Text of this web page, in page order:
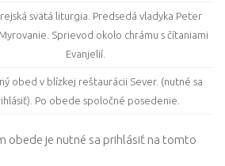
svätá liturgia. Predsedá vladyka Peter
Myrovanie. Sprievod okolo chrámu s čítaniami
Evanjelií.
obed v blízkej reštaurácii Sever. (nutné sa
Po obede spoločné posedenie.
obede je nutné sa prihlásiť na tomto